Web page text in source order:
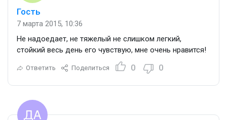
Гость
7 марта 2015, 10:36
Не надоедает, не тяжелый не слишком легкий,
стойкий весь день его чувствую, мне очень нравится!
Ответить Поделиться 0 0